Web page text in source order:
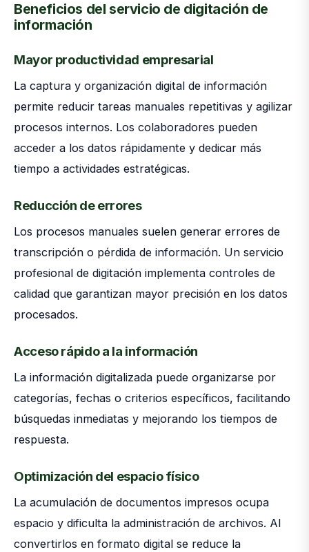
Beneficios del servicio de digitación de
información
Mayor productividad empresarial
La captura y organización digital de información
permite reducir tareas manuales repetitivas y agilizar
procesos internos. Los colaboradores pueden
acceder a los datos rápidamente y dedicar más
tiempo a actividades estratégicas.
Reducción de errores
Los procesos manuales suelen generar errores de
transcripción o pérdida de información. Un servicio
profesional de digitación implementa controles de
calidad que garantizan mayor precisión en los datos
procesados.
Acceso rápido a la información
La información digitalizada puede organizarse por
categorías, fechas o criterios específicos, facilitando
búsquedas inmediatas y mejorando los tiempos de
respuesta.
Optimización del espacio físico
La acumulación de documentos impresos ocupa
espacio y dificulta la administración de archivos. Al
convertirlos en formato digital se reduce la